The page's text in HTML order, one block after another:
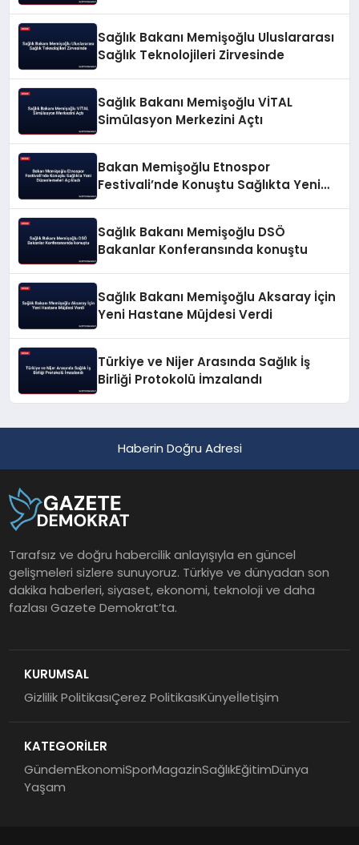
Sağlık Bakanı Memişoğlu Uluslararası
Sağlık Teknolojileri Zirvesinde
Sağlık Bakanı Memişoğlu VİTAL
Simülasyon Merkezini Açtı
Bakan Memişoğlu Etnospor
Festivali’nde Konuştu Sağlıkta Yeni
Sağlık Bakanı Memişoğlu DSÖ
Bakanlar Konferansında konuştu
Sağlık Bakanı Memişoğlu Aksaray İçin
Yeni Hastane Müjdesi Verdi
Türkiye ve Nijer Arasında Sağlık İş
Birliği Protokolü İmzalandı
Haberin Doğru Adresi
Tarafsız ve doğru habercilik anlayışıyla en güncel
gelişmeleri sizlere sunuyoruz. Türkiye ve dünyadan son
dakika haberleri, siyaset, ekonomi, teknoloji ve daha
fazlası Gazete Demokrat’ta.
KURUMSAL
Gizlilik PolitikasıÇerez PolitikasıKünyeİletişim
KATEGORİLER
GündemEkonomiSporMagazinSağlıkEğitimDünya
Yaşam